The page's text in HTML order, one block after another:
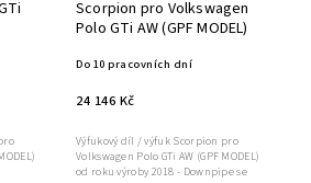
Scorpion pro Volkswagen
Polo GTi AW (GPF MODEL)
Do 10 pracovních dní
24 146 Kč
Výfukový díl / výfuk Scorpion pro
Volkswagen Polo GTi AW (GPF MODEL)
od roku výroby 2018 - Downpipe se